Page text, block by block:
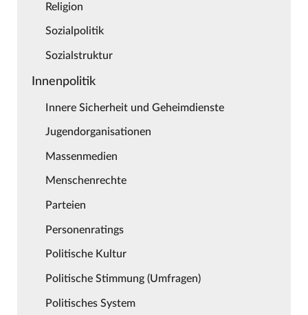
Religion
Sozialpolitik
Sozialstruktur
Innenpolitik
Innere Sicherheit und Geheimdienste
Jugendorganisationen
Massenmedien
Menschenrechte
Parteien
Personenratings
Politische Kultur
Politische Stimmung (Umfragen)
Politisches System